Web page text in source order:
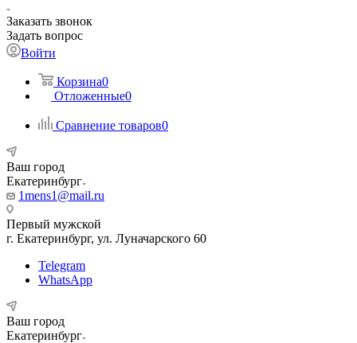
Заказать звонок
Задать вопрос
Войти
Корзина0
Отложенные0
Сравнение товаров0
Ваш город
Екатеринбург
1mens1@mail.ru
Первый мужской
г. Екатеринбург, ул. Луначарского 60
Telegram
WhatsApp
Ваш город
Екатеринбург